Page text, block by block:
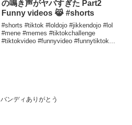
の鳴き声がヤバすぎた Part2
Funny videos 😹 #shorts
#shorts #tiktok #loldojo #jikkendojo #lol
#mene #memes #tiktokchallenge
#tiktokvideo #funnyvideo #funnytiktok
バンディありがとう